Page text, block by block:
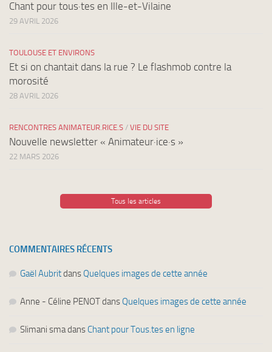
Chant pour tous·tes en Ille-et-Vilaine
29 AVRIL 2026
TOULOUSE ET ENVIRONS
Et si on chantait dans la rue ? Le flashmob contre la
morosité
28 AVRIL 2026
RENCONTRES ANIMATEUR.RICE.S / VIE DU SITE
Nouvelle newsletter « Animateur·ice·s »
22 MARS 2026
Tous les articles
COMMENTAIRES RÉCENTS
Gaël Aubritdans Quelques images de cette année
Anne - Céline PENOTdans Quelques images de cette année
Slimani smadans Chant pour Tous.tes en ligne